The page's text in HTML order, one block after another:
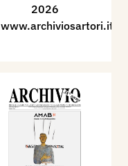
2026
www.archiviosartori.it